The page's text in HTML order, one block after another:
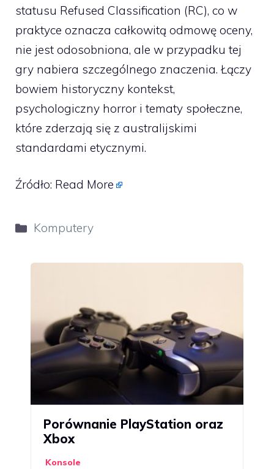
statusu Refused Classification (RC), co w
praktyce oznacza całkowitą odmowę oceny,
nie jest odosobniona, ale w przypadku tej
gry nabiera szczególnego znaczenia. Łączy
bowiem historyczny kontekst,
psychologiczny horror i tematy społeczne,
które zderzają się z australijskimi
standardami etycznymi.
Źródło: Read More
Kategorie
Komputery
Porównanie PlayStation oraz
Xbox
Konsole